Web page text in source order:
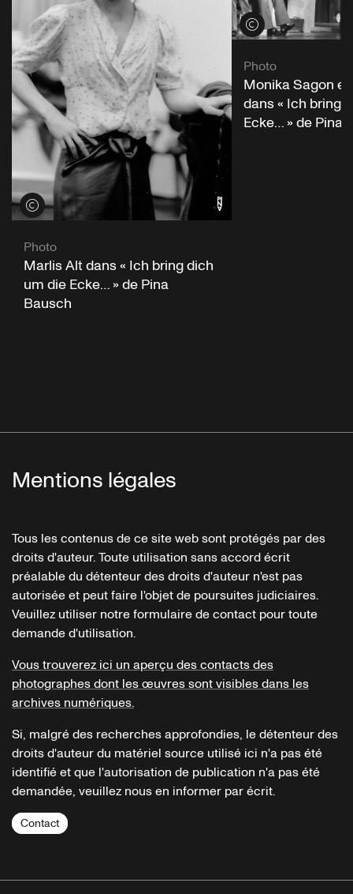
Voir les crédits
Photo
Marlis Alt dans « Ich bring dich
um die Ecke… » de Pina
Bausch
Voir les crédits
Photo
Monika Sagon
dans « Ich bring
Ecke… » de Pina
Mentions légales
Tous les contenus de ce site web sont protégés par des
droits d'auteur. Toute utilisation sans accord écrit
préalable du détenteur des droits d'auteur n'est pas
autorisée et peut faire l'objet de poursuites judiciaires.
Veuillez utiliser notre formulaire de contact pour toute
demande d'utilisation.
Vous trouverez ici un aperçu des contacts des
photographes dont les œuvres sont visibles dans les
archives numériques.
Si, malgré des recherches approfondies, le détenteur des
droits d'auteur du matériel source utilisé ici n'a pas été
identifié et que l'autorisation de publication n'a pas été
demandée, veuillez nous en informer par écrit.
Contact